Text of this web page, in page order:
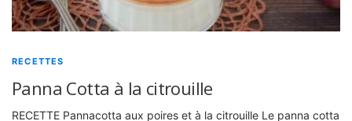
RECETTES
Panna Cotta à la citrouille
RECETTE Pannacotta aux poires et à la citrouille Le panna cotta